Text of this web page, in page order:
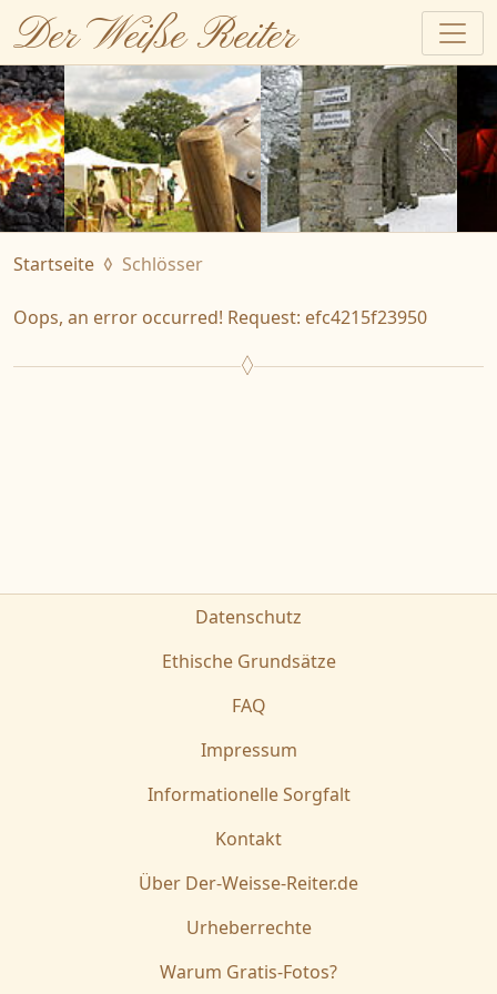
Der Weiße Reiter
Startseite Schlösser
Oops, an error occurred! Request: efc4215f23950
Datenschutz
Ethische Grundsätze
FAQ
Impressum
Informationelle Sorgfalt
Kontakt
Über Der-Weisse-Reiter.de
Urheberrechte
Warum Gratis-Fotos?